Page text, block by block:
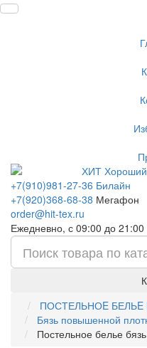
+7(910)981-27-36 Билайн
+7(920)368-68-38 Мегафон
order@hit-tex.ru
Ежедневно, с 09:00 до 21:00
ПОСТЕЛЬНОE БЕЛЬE
Бязь повышенной
Постельное белье